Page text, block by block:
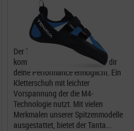
Der Tenaya Tanta ist ein
komfortabler Kletterschuh der dir
deine Performance ermöglicht. Ein
Kletterschuh mit leichter
Vorspannung der die M4-
Technologie nutzt. Mit vielen
Merkmalen unserer Spitzenmodelle
ausgestattet, bietet der Tanta...